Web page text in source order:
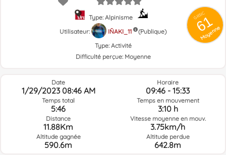
GRSIC
61
Moyenne
Type: Alpinisme
Utilisateur:
IÑAKI_11
(Publique)
Type: Activité
Difficulté perçue: Moyenne
Date
1/29/2023 08:46 AM
Temps total
5:46
Distance
11.88Km
Altitude gagnée
590.6m
Horaire
09:46 - 15:33
Temps en mouvement
3:10 h
Vitesse moyenne en mouv.
3.75km/h
Altitude perdue
642.8m